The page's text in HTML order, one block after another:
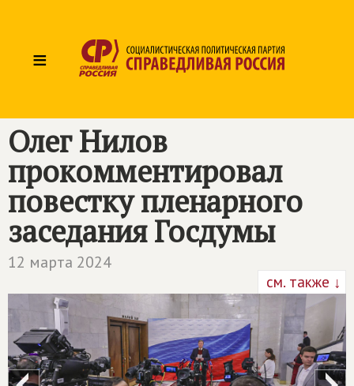
≡
Олег Нилов
прокомментировал
повестку пленарного
заседания Госдумы
12 марта 2024
см. также ↓